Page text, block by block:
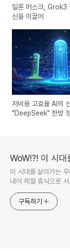
일론 머스크, Grok3
신을 이끌어
저비용 고효율 AI의
"DeepSeek" 한방
WoW!?! 이 시대
이 시대를 살아가는
내어 제철 휴식으로
구독하기